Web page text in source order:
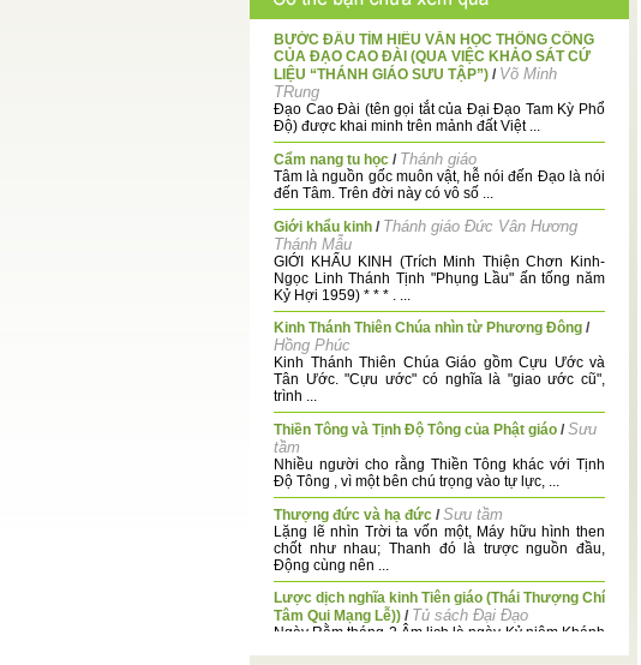
BƯỚC ĐẦU TÌM HIỂU VĂN HỌC THÔNG CÔNG
CỦA ĐẠO CAO ĐÀI (QUA VIỆC KHẢO SÁT CỨ
LIỆU “THÁNH GIÁO SƯU TẬP”) / Võ Minh
TRung
Đạo Cao Đài (tên gọi tắt của Đại Đạo Tam Kỳ Phổ
Độ) được khai minh trên mảnh đất Việt ...
Cẩm nang tu học / Thánh giáo
Tâm là nguồn gốc muôn vật, hễ nói đến Đạo là nói
đến Tâm. Trên đời này có vô số ...
Giới khẩu kinh / Thánh giáo Đức Vân Hương
Thánh Mẫu
GIỚI KHẨU KINH (Trích Minh Thiện Chơn Kinh-
Ngọc Linh Thánh Tịnh "Phụng Lầu" ấn tống năm
Kỷ Hợi 1959) * * * . ...
Kinh Thánh Thiên Chúa nhìn từ Phương Đông /
Hồng Phúc
Kinh Thánh Thiên Chúa Giáo gồm Cựu Ước và
Tân Ước. "Cựu ước" có nghĩa là "giao ước cũ",
trình ...
Thiền Tông và Tịnh Độ Tông của Phật giáo /Sưu
tầm
Nhiều người cho rằng Thiền Tông khác với Tịnh
Độ Tông , vì một bên chú trọng vào tự lực, ...
Thượng đức và hạ đức /Sưu tầm
Lặng lẽ nhìn Trời ta vốn một, Máy hữu hình then
chốt như nhau; Thanh đó là trược nguồn đầu,
Động cùng nên ...
Lược dịch nghĩa kinh Tiên giáo (Thái Thượng Chí
Tâm Qui Mạng Lễ)) / Tủ sách Đại Đạo
Ngày Rằm tháng 2 Âm lịch là ngày Kỷ niệm Khánh